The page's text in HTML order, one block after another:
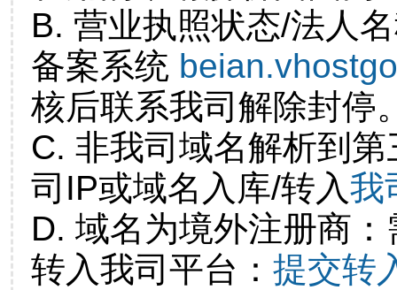
B. 营业执照状态/法人
备案系统
核后联系我司解除封停
C. 非我司域名解析到
司IP或域名入库/转入我
D. 域名为境外注册商
转入我司平台： 提交转